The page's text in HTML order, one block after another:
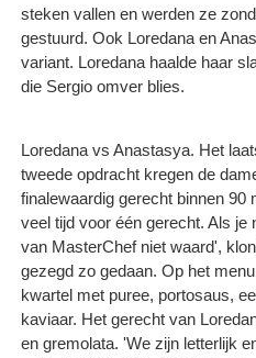
steken vallen en werden ze
gestuurd. Ook Loredana en
variant. Loredana haalde haar
die Sergio omver blies.
Loredana vs Anastasya. Het
tweede opdracht kregen de
finalewaardig gerecht binnen 90
veel tijd voor één gerecht. Als je
van MasterChef niet waard',
gezegd zo gedaan. Op het
kwartel met puree, portosaus,
kaviaar. Het gerecht van
en gremolata. 'We zijn letterlijk